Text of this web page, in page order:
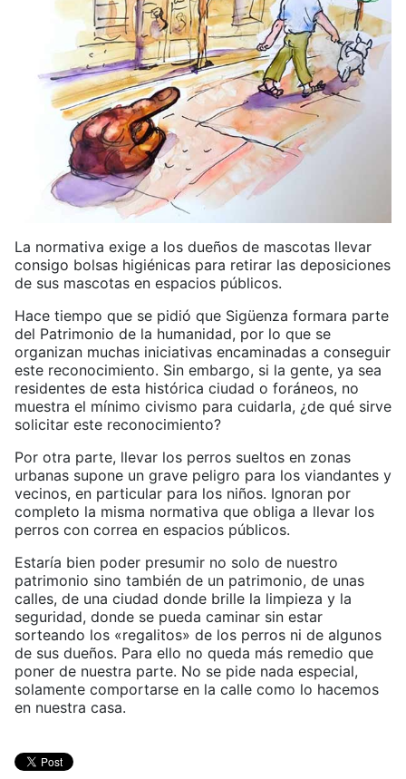
La normativa exige a los dueños de mascotas llevar
consigo bolsas higiénicas para retirar las deposiciones
de sus mascotas en espacios públicos.
Hace tiempo que se pidió que Sigüenza formara parte
del Patrimonio de la humanidad, por lo que se
organizan muchas iniciativas encaminadas a conseguir
este reconocimiento. Sin embargo, si la gente, ya sea
residentes de esta histórica ciudad o foráneos, no
muestra el mínimo civismo para cuidarla, ¿de qué sirve
solicitar este reconocimiento?
Por otra parte, llevar los perros sueltos en zonas
urbanas supone un grave peligro para los viandantes y
vecinos, en particular para los niños. Ignoran por
completo la misma normativa que obliga a llevar los
perros con correa en espacios públicos.
Estaría bien poder presumir no solo de nuestro
patrimonio sino también de un patrimonio, de unas
calles, de una ciudad donde brille la limpieza y la
seguridad, donde se pueda caminar sin estar
sorteando los «regalitos» de los perros ni de algunos
de sus dueños. Para ello no queda más remedio que
poner de nuestra parte. No se pide nada especial,
solamente comportarse en la calle como lo hacemos
en nuestra casa.